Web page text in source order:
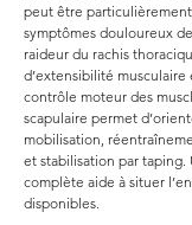
peut être
symptômes douloureux
raideur du rachis
d’extensibilité musculaire
contrôle moteur des
scapulaire permet
mobilisation,
et stabilisation par taping.
complète aide à situer
disponibles.